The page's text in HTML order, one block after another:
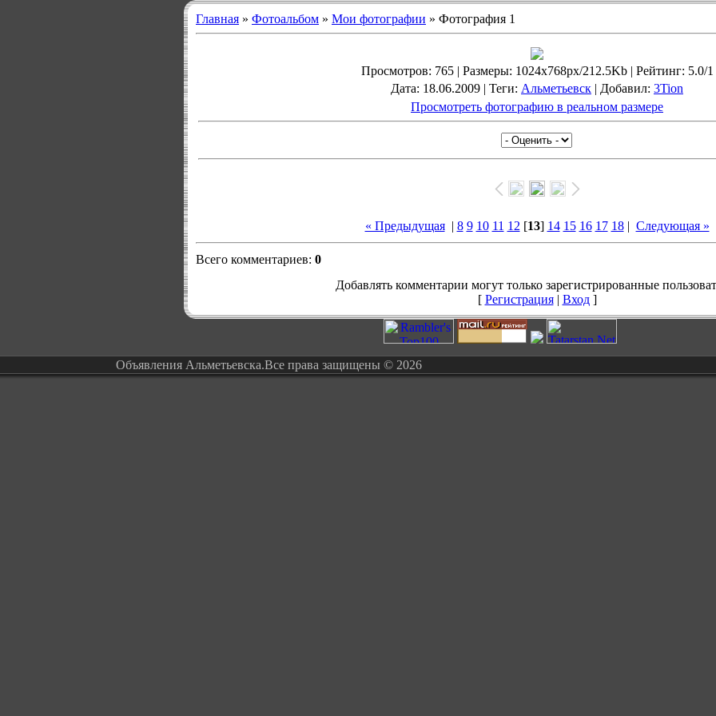
Главная » Фотоальбом » Мои фотографии » Фотография 1
Просмотров: 765 | Размеры: 1024x768px/212.5Kb | Рейтинг: 5.0/1
Дата: 18.06.2009 | Теги: Альметьевск | Добавил: 3Tion
Просмотреть фотографию в реальном размере
« Предыдущая| 8 9 10 11 12 [13] 14 15 16 17 18| Следующая »
Всего комментариев: 0
Добавлять комментарии могут только зарегистрированные
[ Регистрация| Вход]
Объявления Альметьевска.Все права защищены © 2026